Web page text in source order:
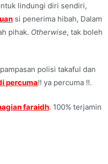
lindungi diri sendiri,
si penerima hibah, Dalam
pihak. Otherwise, tak boleh
polisi takaful dan
percuma!! ya percuma !!.
faraidh. 100% terjamin